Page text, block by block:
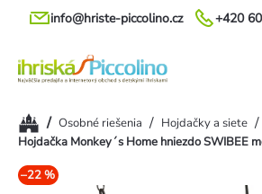
Prejsť
+420
info@hriste-piccolino.cz
Domov
/ Osobné riešenia / Hojdačky a siete /
Hojdačka Monkey´s Home hniezdo SWIBEE
–22 %